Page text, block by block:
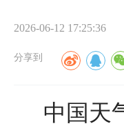
2026-06-12 17:25:36
分享到
中国天